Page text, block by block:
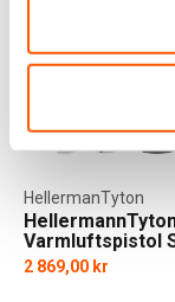
Varmluftspistol
CHG900
HellermanTyton
2 869,00 kr